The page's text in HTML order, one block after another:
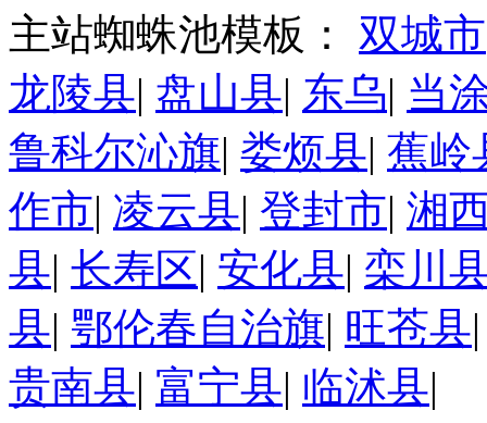
主站蜘蛛池模板： 双城市
龙陵县| 盘山县| 东乌| 当
鲁科尔沁旗| 娄烦县| 蕉岭
作市| 凌云县| 登封市| 湘
县| 长寿区| 安化县| 栾川
县| 鄂伦春自治旗| 旺苍县
贵南县| 富宁县| 临沭县|